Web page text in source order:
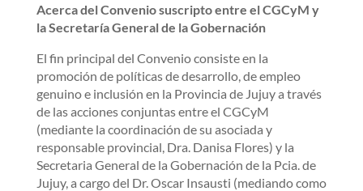
Acerca del Convenio suscripto entre el CGCyM y
la Secretaría General de la Gobernación
El fin principal del Convenio consiste en la
promoción de políticas de desarrollo, de empleo
genuino e inclusión en la Provincia de Jujuy a través
de las acciones conjuntas entre el CGCyM
(mediante la coordinación de su asociada y
responsable provincial, Dra. Danisa Flores) y la
Secretaria General de la Gobernación de la Pcia. de
Jujuy, a cargo del Dr. Oscar Insausti (mediando como